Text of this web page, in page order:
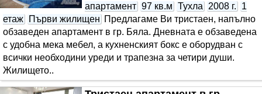
апартамент 97 кв.м Тухла 2008 г.
1
етаж
Първи жилищен Предлагаме Ви тристаен, напълно
обзаведен апартамент в гр. Бяла. Дневната е обзаведена
с удобна мека мебел, а кухненският бокс е оборудван с
всички необходини уреди и трапезна за четири души.
Жилището..